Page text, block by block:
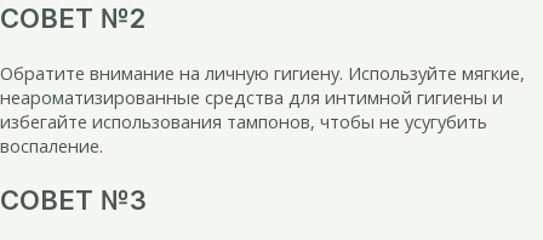
СОВЕТ №2
Обратите внимание на личную гигиену. Используйте мягкие,
неароматизированные средства для интимной гигиены и
избегайте использования тампонов, чтобы не усугубить
воспаление.
СОВЕТ №3